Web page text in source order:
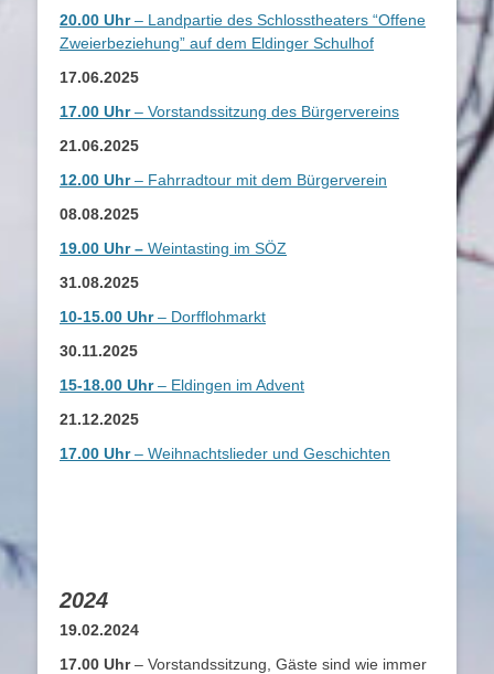
20.00 Uhr– Landpartie des Schlosstheaters “Offene
Zweierbeziehung” auf dem Eldinger Schulhof
17.06.2025
17.00 Uhr– Vorstandssitzung des Bürgervereins
21.06.2025
12.00 Uhr– Fahrradtour mit dem Bürgerverein
08.08.2025
19.00 Uhr – Weintasting im SÖZ
31.08.2025
10-15.00 Uhr– Dorfflohmarkt
30.11.2025
15-18.00 Uhr– Eldingen im Advent
21.12.2025
17.00 Uhr– Weihnachtslieder und Geschichten
2024
19.02.2024
17.00 Uhr– Vorstandssitzung, Gäste sind wie immer